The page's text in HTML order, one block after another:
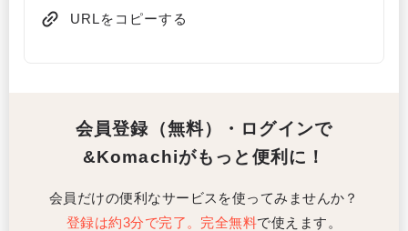
URLをコピーする
会員登録（無料）・ログインで
&Komachiがもっと便利に！
会員だけの便利なサービスを使ってみませんか？
登録は約3分で完了。完全無料で使えます。